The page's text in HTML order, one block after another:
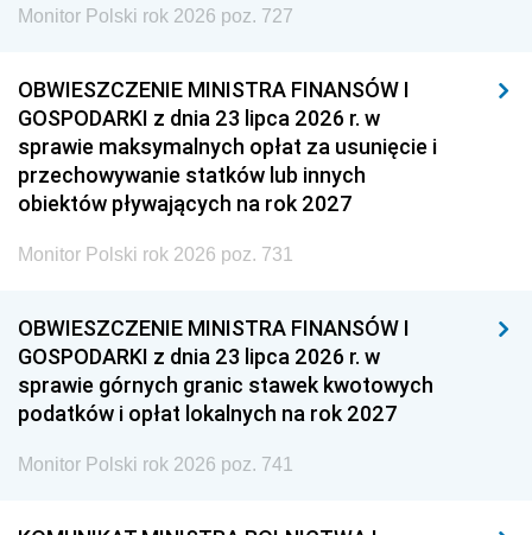
Monitor Polski rok 2026 poz. 727
OBWIESZCZENIE MINISTRA FINANSÓW I
GOSPODARKI z dnia 23 lipca 2026 r. w
sprawie maksymalnych opłat za usunięcie i
przechowywanie statków lub innych
obiektów pływających na rok 2027
Monitor Polski rok 2026 poz. 731
OBWIESZCZENIE MINISTRA FINANSÓW I
GOSPODARKI z dnia 23 lipca 2026 r. w
sprawie górnych granic stawek kwotowych
podatków i opłat lokalnych na rok 2027
Monitor Polski rok 2026 poz. 741